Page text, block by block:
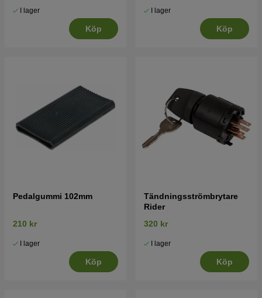
I lager
Köp
I lager
Köp
Pedalgummi 102mm
210 kr
I lager
Köp
Tändningsströmbrytare
Rider
320 kr
I lager
Köp